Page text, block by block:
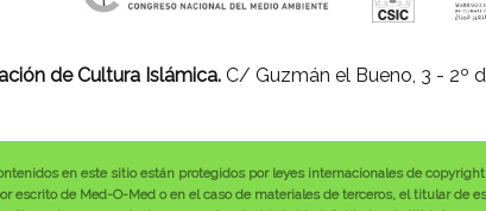
de Cultura Islámica.C/ Guzmán el Bueno, 3 - 2º
en este sitio están protegidos por leyes internacionales de
escrito de Med-O-Med o en el caso de materiales de terceros, el titular